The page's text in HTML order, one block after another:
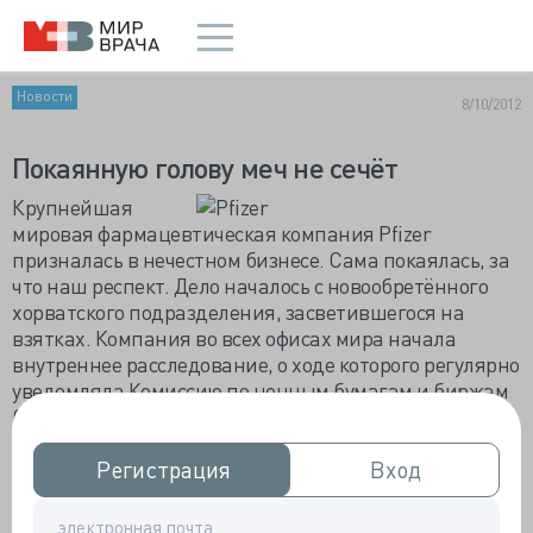
Регистрация
Регистрация Вход
Вход
Новости 8/10/2012
Покаянную голову меч не сечёт
Крупнейшая
мировая фармацевтическая компания Pfizer
призналась в нечестном бизнесе. Сама покаялась, за
что наш респект. Дело началось с новообретённого
хорватского подразделения, засветившегося на
взятках. Компания во всех офисах мира начала
внутреннее расследование, о ходе которого регулярно
уведомляла Комиссию по ценным бумагам и биржам
США (SEC).
В общем, оглашённые суммы взяток мизерные, к
примеру, «дочки» фармконцерна Wyeth и Pfizer HCP
за десятилетие с 1997 по 2006 год заплатили чуть